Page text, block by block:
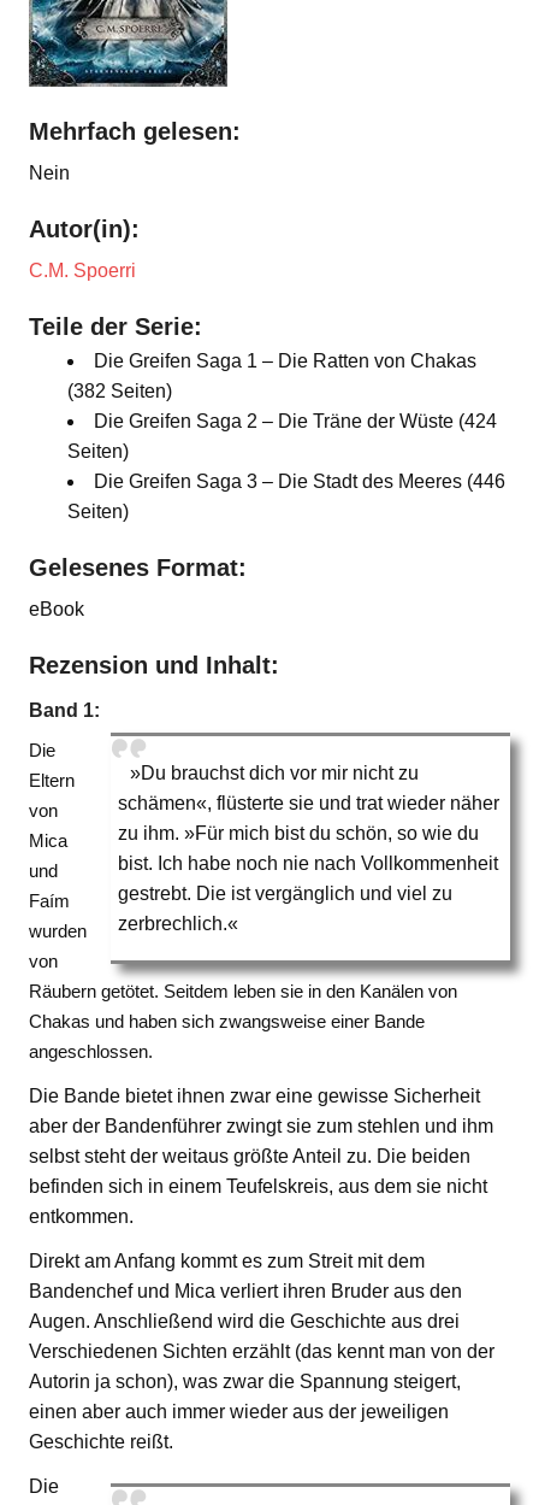
Mehrfach gelesen:
Nein
Autor(in):
C.M. Spoerri
Teile der Serie:
Die Greifen Saga 1 – Die Ratten von Chakas
(382 Seiten)
Die Greifen Saga 2 – Die Träne der Wüste (424
Seiten)
Die Greifen Saga 3 – Die Stadt des Meeres (446
Seiten)
Gelesenes Format:
eBook
Rezension und Inhalt:
Band 1:
»Du brauchst dich vor mir nicht zu
schämen«, flüsterte sie und trat wieder näher
zu ihm. »Für mich bist du schön, so wie du
bist. Ich habe noch nie nach Vollkommenheit
gestrebt. Die ist vergänglich und viel zu
zerbrechlich.«
Die
Eltern
von
Mica
und
Faím
wurden
von
Räubern getötet. Seitdem leben sie in den Kanälen von
Chakas und haben sich zwangsweise einer Bande
angeschlossen.
Die Bande bietet ihnen zwar eine gewisse Sicherheit
aber der Bandenführer zwingt sie zum stehlen und ihm
selbst steht der weitaus größte Anteil zu. Die beiden
befinden sich in einem Teufelskreis, aus dem sie nicht
entkommen.
Direkt am Anfang kommt es zum Streit mit dem
Bandenchef und Mica verliert ihren Bruder aus den
Augen. Anschließend wird die Geschichte aus drei
Verschiedenen Sichten erzählt (das kennt man von der
Autorin ja schon), was zwar die Spannung steigert,
einen aber auch immer wieder aus der jeweiligen
Geschichte reißt.
Die